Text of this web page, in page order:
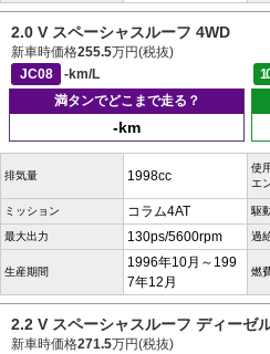
2.0 V スペーシャスルーフ 4WD
新車時価格255.5万円(税抜)
JC08
-km/L
満タンでどこまで走る？
-km
排気量 1998cc
使
エ
ミッション コラム4AT 駆
最大出力 130ps/5600rpm 過
生産期間
1996年10月～199
7年12月
燃
2.2 V スペーシャスルーフ ディーゼ
新車時価格271.5万円(税抜)